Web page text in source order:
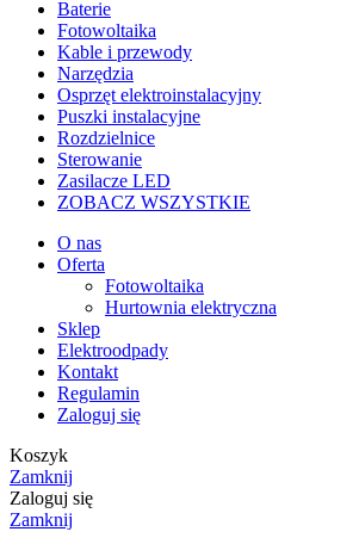
Baterie
Fotowoltaika
Kable i przewody
Narzędzia
Osprzęt elektroinstalacyjny
Puszki instalacyjne
Rozdzielnice
Sterowanie
Zasilacze LED
ZOBACZ WSZYSTKIE
O nas
Oferta
Fotowoltaika
Hurtownia elektryczna
Sklep
Elektroodpady
Kontakt
Regulamin
Zaloguj się
Koszyk
Zamknij
Zaloguj się
Zamknij